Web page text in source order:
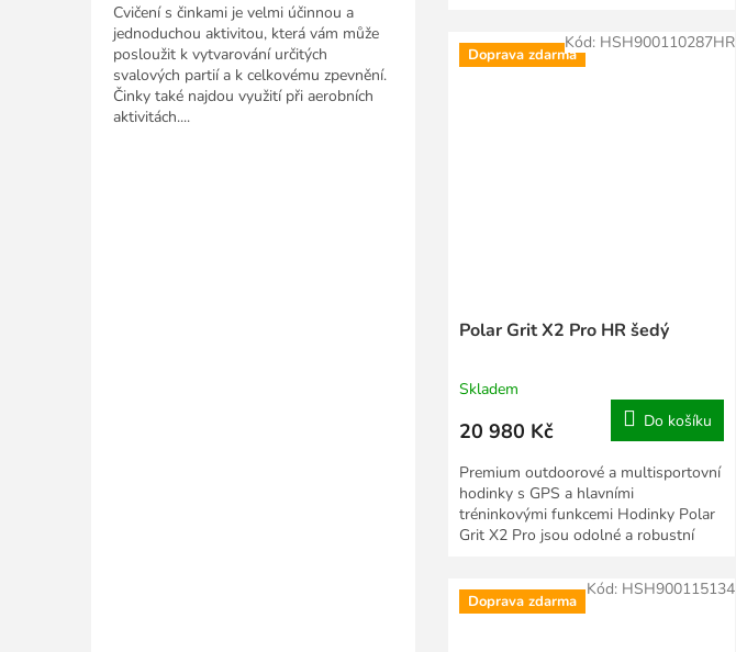
Cvičení s činkami je velmi účinnou a
jednoduchou aktivitou, která vám může
posloužit k vytvarování určitých
svalových partií a k celkovému zpevnění.
Činky také najdou využití při aerobních
aktivitách....
Doprava zdarma
Polar Grit X2 Pro HR šedý
Skladem
20 980 Kč Do košíku
Premium outdoorové a multisportovní
hodinky s GPS a hlavními
tréninkovými funkcemi Hodinky Polar
Grit X2 Pro jsou odolné a robustní
Kód: HSH900110287HR
Doprava zdarma
Kód: HSH900115134